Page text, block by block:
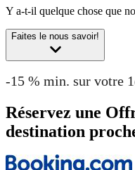
Y a-t-il quelque chose que
Faites le nous savoir!
-15 % min. sur votre
Réservez une
destination